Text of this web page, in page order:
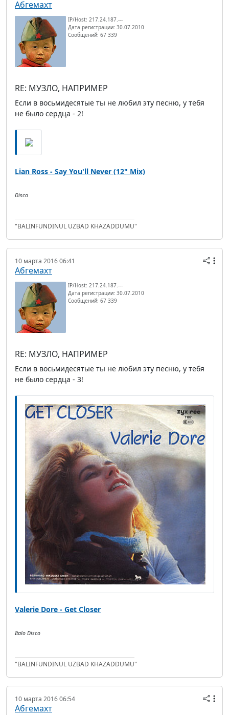
Абгемахт
IP/Host: 217.24.187.---
Дата регистрации: 30.07.2010
Сообщений: 67 339
RE: МУЗЛО, НАПРИМЕР
Если в восьмидесятые ты не любил эту песню, у тебя
не было сердца - 2!
Lian Ross - Say You'll Never (12" Mix)
Disco
"BALINFUNDINUL UZBAD KHAZADDUMU"
10 марта 2016 06:41
Абгемахт
IP/Host: 217.24.187.---
Дата регистрации: 30.07.2010
Сообщений: 67 339
RE: МУЗЛО, НАПРИМЕР
Если в восьмидесятые ты не любил эту песню, у тебя
не было сердца - 3!
Valerie Dore - Get Closer
Italo Disco
"BALINFUNDINUL UZBAD KHAZADDUMU"
10 марта 2016 06:54
Абгемахт